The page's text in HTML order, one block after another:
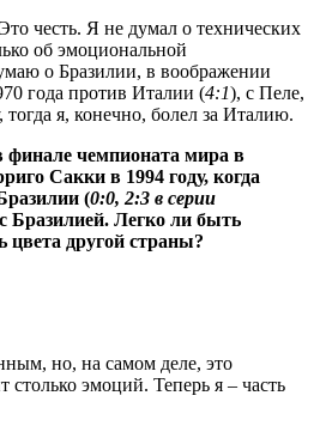
честь. Я не думал о технических
об эмоциональной
о Бразилии, в воображении
года против Италии (4:1), с Пеле,
я, конечно, болел за Италию.
чемпионата мира в
Сакки в 1994 году, когда
(0:0, 2:3 в серии
Бразилией. Легко ли быть
другой страны?
но, на самом деле, это
столько эмоций. Теперь я – часть